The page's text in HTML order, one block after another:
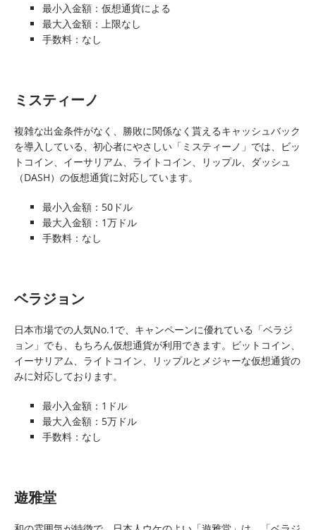
最小入金額：仮想通貨による
最大入金額：上限なし
手数料：なし
ミスティーノ
複雑な出金条件がなく、勝敗に関係なく貰えるキャッシュバック
を導入している、初心者にやさしい「ミスティーノ」では、ビッ
トコイン、イーサリアム、ライトコイン、リップル、ダッシュ
（DASH）の仮想通貨に対応しています。
最小入金額：50ドル
最大入金額：1万ドル
手数料：なし
ベラジョン
日本市場での人気No.1で、キャンペーンに優れている「ベラジ
ョン」でも、もちろん仮想通貨が利用できます。ビットコイン、
イーサリアム、ライトコイン、リップルとメジャーな仮想通貨の
みに対応しております。
最小入金額：1ドル
最大入金額：5万ドル
手数料：なし
遊雅堂